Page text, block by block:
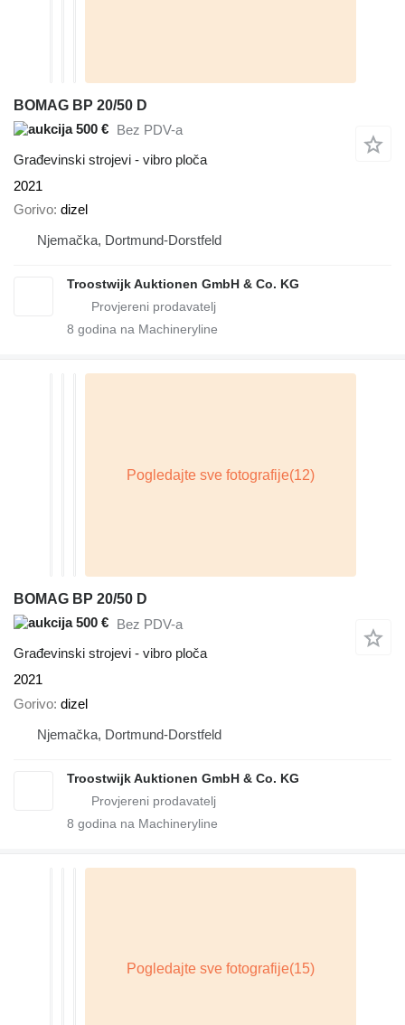
BOMAG BP 20/50 D
500 € Bez PDV-a
Građevinski strojevi - vibro ploča
2021
Gorivo dizel
Njemačka, Dortmund-Dorstfeld
Troostwijk Auktionen GmbH & Co. KG
8 godina na Machineryline
BOMAG BP 20/50 D
500 € Bez PDV-a
Građevinski strojevi - vibro ploča
2021
Gorivo dizel
Njemačka, Dortmund-Dorstfeld
Troostwijk Auktionen GmbH & Co. KG
8 godina na Machineryline